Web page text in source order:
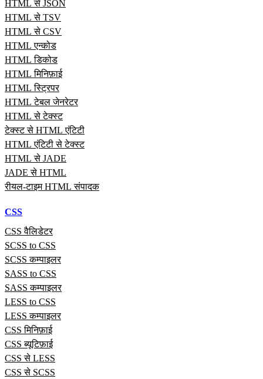
HTML से JSON
HTML से TSV
HTML से CSV
HTML एन्कोड
HTML डिकोड
HTML मिनिफ़ाई
HTML स्ट्रिपर
HTML टेबल जेनरेटर
HTML से टेक्स्ट
टेक्स्ट से HTML एंटिटी
HTML एंटिटी से टेक्स्ट
HTML से JADE
JADE से HTML
रीयल‑टाइम HTML संपादक
CSS
CSS वैलिडेटर
SCSS to CSS
SCSS कम्पाइलर
SASS to CSS
SASS कम्पाइलर
LESS to CSS
LESS कम्पाइलर
CSS मिनिफ़ाई
CSS ब्यूटिफ़ाई
CSS से LESS
CSS से SCSS